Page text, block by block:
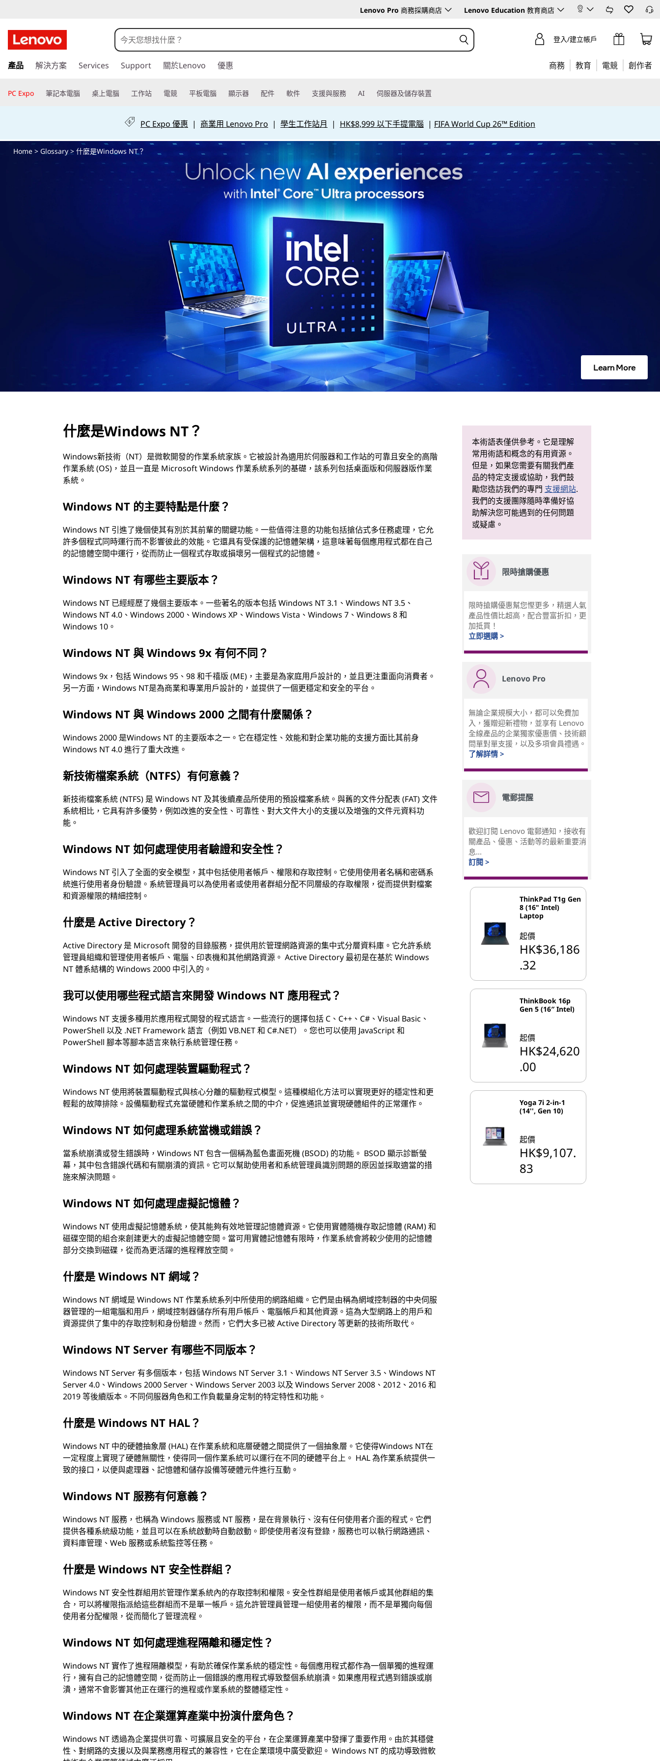
麼
是
d
Lenovo Pro 商務採購商店 Lenovo Education 教育商店
至
要
登入/建立帳戶
產品 解決方案 Services Support 關於Lenovo 優惠 商務 教育 電競 創作者
PC Expo 筆記本電腦 桌上電腦 工作站 電競 平板電腦 顯示器 配件 軟件 支援與服務 AI 伺服器及儲存裝置
PC Expo 優惠 | 商業用 Lenovo Pro | 學生工作站月 | HK$8,999 以下手提電腦 | FIFA World Cup 26™ Edition
Home> Glossary> 什麼是Windows NT？
Learn More
什麼是Windows NT？
Windows新技術（NT）是微軟開發的作業系統家族。它被設計為適用於伺服器和工作站的可靠且安全的高階
作業系統 (OS)，並且一直是 Microsoft Windows 作業系統系列的基礎，該系列包括桌面版和伺服器版作業
系統。
Windows NT 的主要特點是什麼？
Windows NT 引進了幾個使其有別於其前輩的關鍵功能。一些值得注意的功能包括搶佔式多任務處理，它允
許多個程式同時運行而不影響彼此的效能。它還具有受保護的記憶體架構，這意味著每個應用程式都在自己
的記憶體空間中運行，從而防止一個程式存取或損壞另一個程式的記憶體。
Windows NT 有哪些主要版本？
Windows NT 已經經歷了幾個主要版本。一些著名的版本包括 Windows NT 3.1、Windows NT 3.5、
Windows NT 4.0、Windows 2000、Windows XP、Windows Vista、Windows 7、Windows 8 和
Windows 10。
Windows NT 與 Windows 9x 有何不同？
Windows 9x，包括 Windows 95、98 和千禧版 (ME)，主要是為家庭用戶設計的，並且更注重面向消費者。
另一方面，Windows NT是為商業和專業用戶設計的，並提供了一個更穩定和安全的平台。
Windows NT 與 Windows 2000 之間有什麼關係？
Windows 2000 是Windows NT 的主要版本之一。它在穩定性、效能和對企業功能的支援方面比其前身
Windows NT 4.0 進行了重大改進。
新技術檔案系統（NTFS）有何意義？
新技術檔案系統 (NTFS) 是 Windows NT 及其後續產品所使用的預設檔案系統。與舊的文件分配表 (FAT) 文件
系統相比，它具有許多優勢，例如改進的安全性、可靠性、對大文件大小的支援以及增強的文件元資料功
能。
Windows NT 如何處理使用者驗證和安全性？
Windows NT 引入了全面的安全模型，其中包括使用者帳戶、權限和存取控制。它使用使用者名稱和密碼系
統進行使用者身份驗證。系統管理員可以為使用者或使用者群組分配不同層級的存取權限，從而提供對檔案
和資源權限的精細控制。
什麼是 Active Directory？
Active Directory 是 Microsoft 開發的目錄服務，提供用於管理網路資源的集中式分層資料庫。它允許系統
管理員組織和管理使用者帳戶、電腦、印表機和其他網路資源。 Active Directory 最初是在基於 Windows
NT 體系結構的 Windows 2000 中引入的。
我可以使用哪些程式語言來開發 Windows NT 應用程式？
Windows NT 支援多種用於應用程式開發的程式語言。一些流行的選擇包括 C、C++、C#、Visual Basic、
PowerShell 以及 .NET Framework 語言（例如 VB.NET 和 C#.NET）。您也可以使用 JavaScript 和
PowerShell 腳本等腳本語言來執行系統管理任務。
Windows NT 如何處理裝置驅動程式？
Windows NT 使用將裝置驅動程式與核心分離的驅動程式模型。這種模組化方法可以實現更好的穩定性和更
輕鬆的故障排除。設備驅動程式充當硬體和作業系統之間的中介，促進通訊並實現硬體組件的正常運作。
Windows NT 如何處理系統當機或錯誤？
當系統崩潰或發生錯誤時，Windows NT 包含一個稱為藍色畫面死機 (BSOD) 的功能。 BSOD 顯示診斷螢
幕，其中包含錯誤代碼和有關崩潰的資訊。它可以幫助使用者和系統管理員識別問題的原因並採取適當的措
施來解決問題。
Windows NT 如何處理虛擬記憶體？
Windows NT 使用虛擬記憶體系統，使其能夠有效地管理記憶體資源。它使用實體隨機存取記憶體 (RAM) 和
磁碟空間的組合來創建更大的虛擬記憶體空間。當可用實體記憶體有限時，作業系統會將較少使用的記憶體
部分交換到磁碟，從而為更活躍的進程釋放空間。
什麼是 Windows NT 網域？
Windows NT 網域是 Windows NT 作業系統系列中所使用的網路組織。它們是由稱為網域控制器的中央伺服
器管理的一組電腦和用戶，網域控制器儲存所有用戶帳戶、電腦帳戶和其他資源。這為大型網路上的用戶和
資源提供了集中的存取控制和身份驗證。然而，它們大多已被 Active Directory 等更新的技術所取代。
Windows NT Server 有哪些不同版本？
Windows NT Server 有多個版本，包括 Windows NT Server 3.1、Windows NT Server 3.5、Windows NT
Server 4.0、Windows 2000 Server、Windows Server 2003 以及 Windows Server 2008、2012、2016 和
2019 等後續版本。不同伺服器角色和工作負載量身定制的特定特性和功能。
什麼是 Windows NT HAL？
Windows NT 中的硬體抽象層 (HAL) 在作業系統和底層硬體之間提供了一個抽象層。它使得Windows NT在
一定程度上實現了硬體無關性，使得同一個作業系統可以運行在不同的硬體平台上。 HAL 為作業系統提供一
致的接口，以便與處理器、記憶體和儲存設備等硬體元件進行互動。
Windows NT 服務有何意義？
Windows NT 服務，也稱為 Windows 服務或 NT 服務，是在背景執行、沒有任何使用者介面的程式。它們
提供各種系統級功能，並且可以在系統啟動時自動啟動。即使使用者沒有登錄，服務也可以執行網路通訊、
資料庫管理、Web 服務或系統監控等任務。
什麼是 Windows NT 安全性群組？
Windows NT 安全性群組用於管理作業系統內的存取控制和權限。安全性群組是使用者帳戶或其他群組的集
合，可以將權限指派給這些群組而不是單一帳戶。這允許管理員管理一組使用者的權限，而不是單獨向每個
使用者分配權限，從而簡化了管理流程。
Windows NT 如何處理進程隔離和穩定性？
Windows NT 實作了進程隔離模型，有助於確保作業系統的穩定性。每個應用程式都作為一個單獨的進程運
行，擁有自己的記憶體空間，從而防止一個錯誤的應用程式導致整個系統崩潰。如果應用程式遇到錯誤或崩
潰，通常不會影響其他正在運行的進程或作業系統的整體穩定性。
Windows NT 在企業運算產業中扮演什麼角色？
Windows NT 透過為企業提供可靠、可擴展且安全的平台，在企業運算產業中發揮了重要作用。由於其穩健
性、對網路的支援以及與業務應用程式的兼容性，它在企業環境中廣受歡迎。 Windows NT 的成功導致微軟
本術語表僅供參考。它是理解
常用術語和概念的有用資源。
但是，如果您需要有關我們產
品的特定支援或協助，我們鼓
勵您造訪我們的專門 支援網站.
我們的支援團隊隨時準備好協
助解決您可能遇到的任何問題
或疑慮。
限時搶購優惠
限時搶購優惠幫您慳更多，精選人氣
產品性價比超高，配合豐富折扣，更
加抵買！
立即選購 >
Lenovo Pro
無論企業規模大小，都可以免費加
入，獲贈迎新禮物，並享有 Lenovo
全線產品的企業獨家優惠價、技術顧
問單對單支援，以及多項會員禮遇。
了解詳情 >
電郵提醒
歡迎訂閱 Lenovo 電郵通知，接收有
關產品、優惠、活動等的最新重要消
息...
訂閱 >
ThinkPad T1g Gen
8 (16" Intel)
Laptop
起價
HK$36,186
.32
ThinkBook 16p
Gen 5 (16″ Intel)
起價
HK$24,620
.00
Yoga 7i 2-in-1
(14'', Gen 10)
起價
HK$9,107.
83